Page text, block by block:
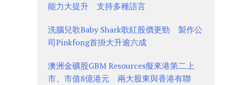
能力大提升 支持多種語言
洗腦兒歌Baby Shark歌紅股價更勁 製作公
司Pinkfong首掛大升逾六成
澳洲金礦股GBM Resources擬來港第二上
市、市值8億港元 兩大股東與香港有聯